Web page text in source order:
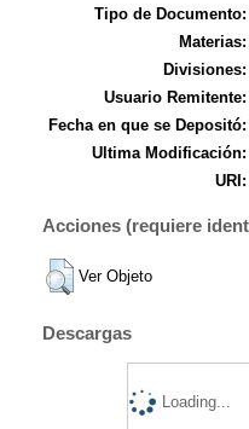
Tipo de Documento:
Materias:
Divisiones:
Usuario Remitente:
Fecha en que se Depositó:
Ultima Modificación:
URI:
Acciones (requiere
Ver Objeto
Descargas
Loading...